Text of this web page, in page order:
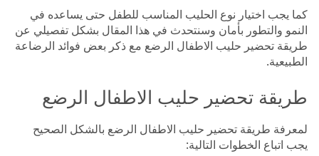
كما يجب اختيار نوع الحليب المناسب للطفل حتى يساعده في
النمو والتطور بأمان وسنتحدث في هذا المقال بشكل تفصيلي عن
طريقة تحضير حليب الاطفال الرضع مع ذكر بعض فوائد الرضاعة
الطبيعية.
طريقة تحضير حليب الاطفال الرضع
لمعرفة طريقة تحضير حليب الاطفال الرضع بالشكل الصحيح
يجب اتباع الخطوات التالية: